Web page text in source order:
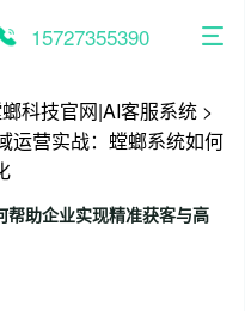
15727355390
科技官网|AI客服系统 >
运营实战：螳螂系统如何
帮助企业实现精准获客与高